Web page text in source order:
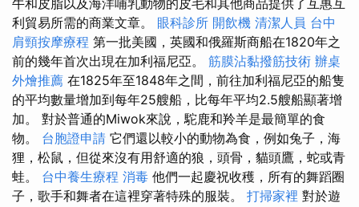
牛和皮脂以及海洋哺乳動物的皮毛和其他商品提供了互惠互
利貿易所需的商業文章。 眼科診所 開飲機 清潔人員 台中
肩頸按摩療程 第一批美國，英國和俄羅斯商船在1820年之
前的幾年首次出現在加利福尼亞。 筋膜沾黏撥筋技術 辦桌
外燴推薦 在1825年至1848年之間，前往加利福尼亞的船隻
的平均數量增加到每年25艘船，比每年平均2.5艘船顯著增
加。 對於普通的Miwok來說，駝鹿和羚羊是最簡單的食
物。 台胞證申請 它們還以較小的動物為食，例如兔子，海
狸，松鼠，但從來沒有用舒適的狼，頭骨，貓頭鷹，蛇或青
蛙。 台中養生療程 消毒 他們一起慶祝收穫，所有的舞蹈圈
子，歌手和舞者在這裡穿著特殊的服裝。 打掃家裡 對於遊